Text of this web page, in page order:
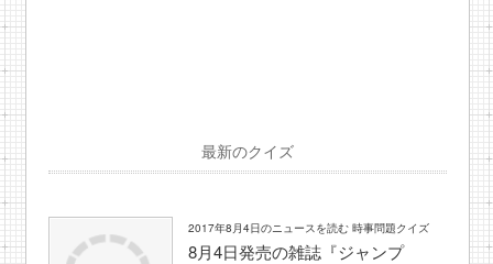
最新のクイズ
2017年8月4日のニュースを読む 時事問題クイズ
8月4日発売の雑誌『ジャンプ